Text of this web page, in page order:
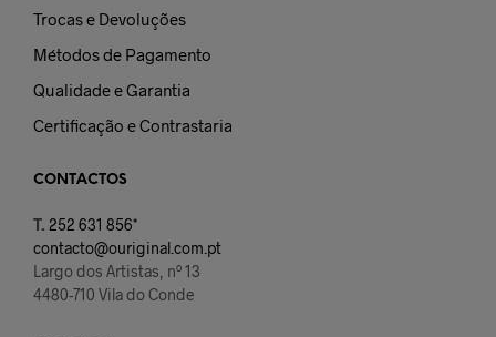
Trocas e Devoluções
Métodos de Pagamento
Qualidade e Garantia
Certificação e Contrastaria
CONTACTOS
T. 252 631 856*
contacto@ouriginal.com.pt
Largo dos Artistas, nº 13
4480-710 Vila do Conde